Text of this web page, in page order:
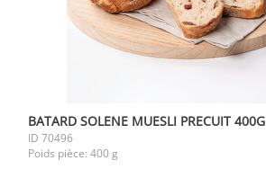
BATARD SOLENE MUESLI PRECUIT 400G
ID 70496
Poids pièce: 400 g